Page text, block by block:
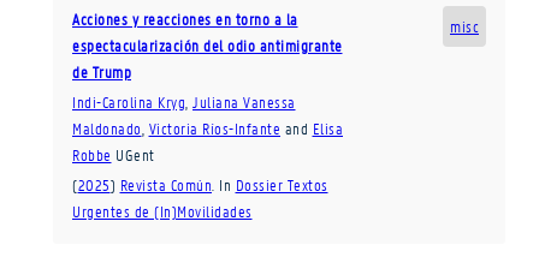
misc
Acciones y reacciones en torno a la
espectacularización del odio antimigrante
de Trump
Indi-Carolina Kryg Juliana Vanessa
Maldonado Victoria Ríos-Infante and Elisa
Robbe UGent
(2025) Revista Común In Dossier Textos
Urgentes de (In)Movilidades